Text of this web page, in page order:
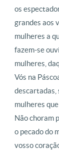
os
grandes aos
mulheres a
fazem-se
mulheres,
Vós na
descartadas,
mulheres
Não choram
o pecado do
vosso